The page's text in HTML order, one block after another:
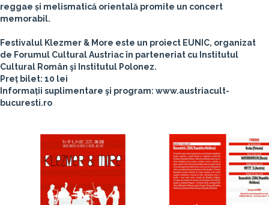
reggae și melismatică orientală promite un concert
memorabil.
Festivalul Klezmer & More este un proiect EUNIC, organizat
de Forumul Cultural Austriac în parteneriat cu Institutul
Cultural Român şi Institutul Polonez.
Preț bilet: 10 lei
Informații suplimentare şi program: www.austriacult-
bucuresti.ro